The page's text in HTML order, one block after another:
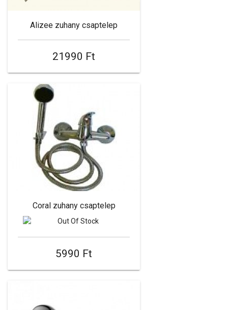
Alizee zuhany csaptelep
21990 Ft
Coral zuhany csaptelep
5990 Ft